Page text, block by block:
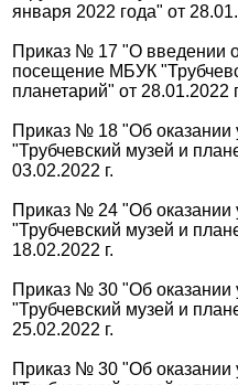
января 2022 года" от
Приказ № 17 "О введении
посещение МБУК
планетарий" от 28.01.2022
Приказ № 18 "Об оказании
"Трубчевский музей и
03.02.2022 г.
Приказ № 24 "Об оказании
"Трубчевский музей и
18.02.2022 г.
Приказ № 30 "Об оказании
"Трубчевский музей и
25.02.2022 г.
Приказ № 30 "Об оказании